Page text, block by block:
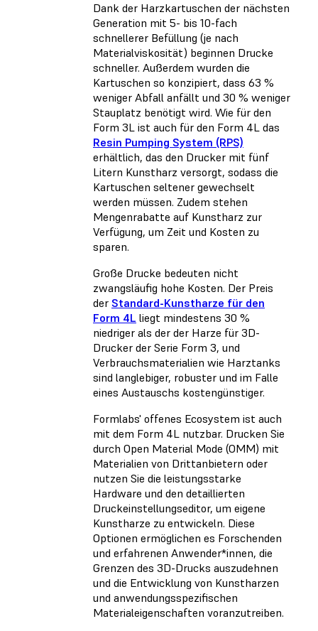
Dank der Harzkartuschen der nächsten
Generation mit 5- bis 10-fach
schnellerer Befüllung (je nach
Materialviskosität) beginnen Drucke
schneller. Außerdem wurden die
Kartuschen so konzipiert, dass 63 %
weniger Abfall anfällt und 30 % weniger
Stauplatz benötigt wird. Wie für den
Form 3L ist auch für den Form 4L das
Resin Pumping System (RPS)
erhältlich, das den Drucker mit fünf
Litern Kunstharz versorgt, sodass die
Kartuschen seltener gewechselt
werden müssen. Zudem stehen
Mengenrabatte auf Kunstharz zur
Verfügung, um Zeit und Kosten zu
sparen.
Große Drucke bedeuten nicht
zwangsläufig hohe Kosten. Der Preis
der Standard-Kunstharze für den
Form 4L liegt mindestens 30 %
niedriger als der der Harze für 3D-
Drucker der Serie Form 3, und
Verbrauchsmaterialien wie Harztanks
sind langlebiger, robuster und im Falle
eines Austauschs kostengünstiger.
Formlabs' offenes Ecosystem ist auch
mit dem Form 4L nutzbar. Drucken Sie
durch Open Material Mode (OMM) mit
Materialien von Drittanbietern oder
nutzen Sie die leistungsstarke
Hardware und den detaillierten
Druckeinstellungseditor, um eigene
Kunstharze zu entwickeln. Diese
Optionen ermöglichen es Forschenden
und erfahrenen Anwender*innen, die
Grenzen des 3D-Drucks auszudehnen
und die Entwicklung von Kunstharzen
und anwendungsspezifischen
Materialeigenschaften voranzutreiben.